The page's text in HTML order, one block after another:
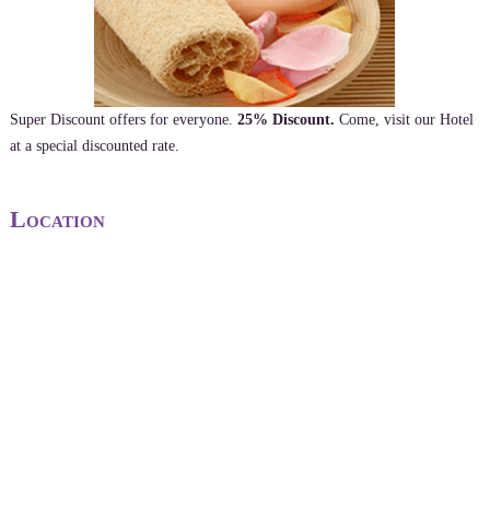
Super Discount offers for everyone. 25% Discount. Come, visit our Hotel
at a special discounted rate.
Location